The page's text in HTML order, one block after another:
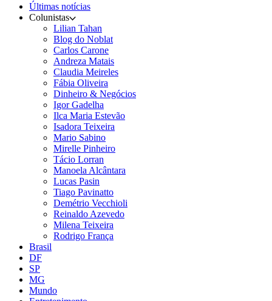
Últimas notícias
Colunistas
Lilian Tahan
Blog do Noblat
Carlos Carone
Andreza Matais
Claudia Meireles
Fábia Oliveira
Dinheiro & Negócios
Igor Gadelha
Ilca Maria Estevão
Isadora Teixeira
Mario Sabino
Mirelle Pinheiro
Tácio Lorran
Manoela Alcântara
Lucas Pasin
Tiago Pavinatto
Demétrio Vecchioli
Reinaldo Azevedo
Milena Teixeira
Rodrigo França
Brasil
DF
SP
MG
Mundo